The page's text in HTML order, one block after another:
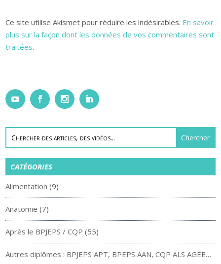
Ce site utilise Akismet pour réduire les indésirables. En savoir
plus sur la façon dont les données de vos commentaires sont
traitées.
CATÉGORIES
Alimentation (9)
Anatomie (7)
Après le BPJEPS / CQP (55)
Autres diplômes : BPJEPS APT, BPEPS AAN, CQP ALS AGEE…